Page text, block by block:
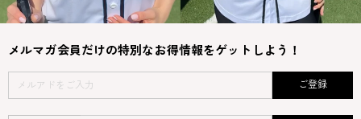
メルマガ会員だけの特別なお得情報をゲットしよう！
ご登録